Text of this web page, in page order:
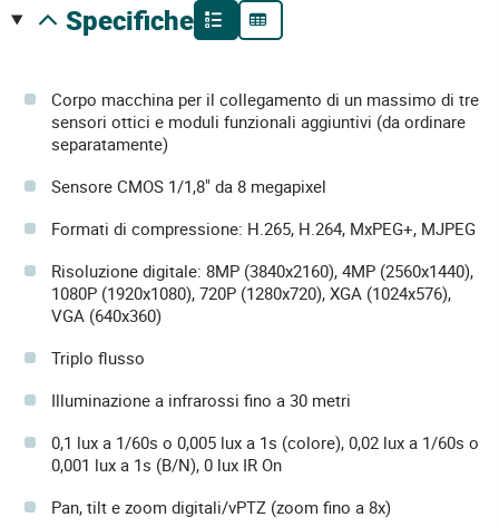
specifiche
Corpo macchina per il collegamento di un massimo di tre
sensori ottici e moduli funzionali aggiuntivi (da ordinare
separatamente)
Sensore CMOS 1/1,8" da 8 megapixel
Formati di compressione: H.265, H.264, MxPEG+, MJPEG
Risoluzione digitale: 8MP (3840x2160), 4MP (2560x1440),
1080P (1920x1080), 720P (1280x720), XGA (1024x576),
VGA (640x360)
Triplo flusso
Illuminazione a infrarossi fino a 30 metri
0,1 lux a 1/60s o 0,005 lux a 1s (colore), 0,02 lux a 1/60s o
0,001 lux a 1s (B/N), 0 lux IR On
Pan, tilt e zoom digitali/vPTZ (zoom fino a 8x)